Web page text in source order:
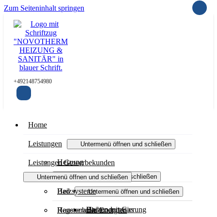
Zum Seiteninhalt springen
+492148754980
Home
Leistungen Untermenü öffnen und schließen
Heizung
Untermenü öffnen und schließen
Heizungsmodernisierung
Heizen mit Gas
Bad Untermenü öffnen und schließen
Badmodernisierung
Haustechnik
Leistungen Gewerbekunden
Untermenü öffnen und schließen
Heizsysteme
Regenerative Energien